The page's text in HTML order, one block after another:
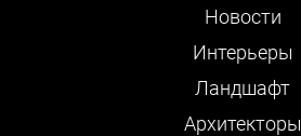
Новости
Интерьеры
Ландшафт
Архитекторы